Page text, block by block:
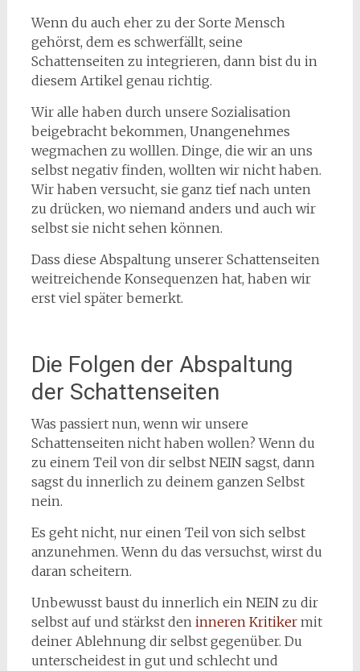
Wenn du auch eher zu der Sorte Mensch
gehörst, dem es schwerfällt, seine
Schattenseiten zu integrieren, dann bist du in
diesem Artikel genau richtig.
Wir alle haben durch unsere Sozialisation
beigebracht bekommen, Unangenehmes
wegmachen zu wolllen. Dinge, die wir an uns
selbst negativ finden, wollten wir nicht haben.
Wir haben versucht, sie ganz tief nach unten
zu drücken, wo niemand anders und auch wir
selbst sie nicht sehen können.
Dass diese Abspaltung unserer Schattenseiten
weitreichende Konsequenzen hat, haben wir
erst viel später bemerkt.
Die Folgen der Abspaltung
der Schattenseiten
Was passiert nun, wenn wir unsere
Schattenseiten nicht haben wollen? Wenn du
zu einem Teil von dir selbst NEIN sagst, dann
sagst du innerlich zu deinem ganzen Selbst
nein.
Es geht nicht, nur einen Teil von sich selbst
anzunehmen. Wenn du das versuchst, wirst du
daran scheitern.
Unbewusst baust du innerlich ein NEIN zu dir
selbst auf und stärkst den inneren Kritikermit
deiner Ablehnung dir selbst gegenüber. Du
unterscheidest in gut und schlecht und